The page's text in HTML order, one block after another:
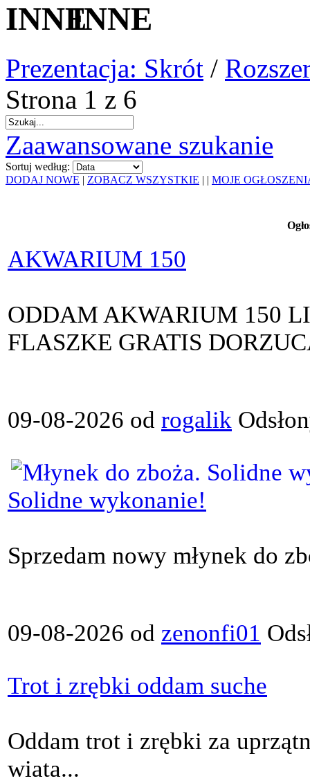
INNE
Prezentacja: Skrót /
Strona 1 z 6
Zaawansowane szukanie
Sortuj według:
DODAJ NOWE | ZOBACZ WSZYSTKIE | | MOJE
AKWARIUM 150
ODDAM AKWARIUM 150
FLASZKE GRATIS
09-08-2026 od rogalik
Solidne wykonanie!
Sprzedam nowy młynek do
09-08-2026 od zenonfi01
Trot i zrębki oddam suche
Oddam trot i zrębki za
wiata...